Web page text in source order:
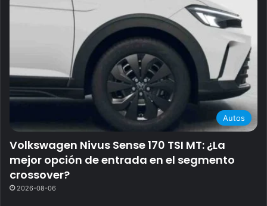
Autos
Volkswagen Nivus Sense 170 TSI MT: ¿La
mejor opción de entrada en el segmento
crossover?
2026-08-06